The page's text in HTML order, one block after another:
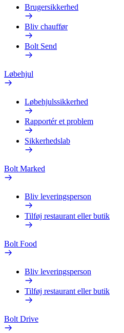
Brugersikkerhed
Bliv chauffør
Bolt Send
Løbehjul
Løbehjulssikkerhed
Rapportér et problem
Sikkerhedslab
Bolt Marked
Bliv leveringsperson
Tilføj restaurant eller butik
Bolt Food
Bliv leveringsperson
Tilføj restaurant eller butik
Bolt Drive